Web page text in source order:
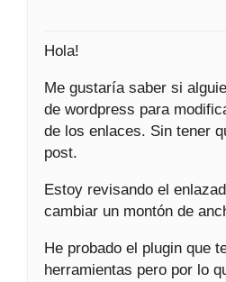
Hola!
Me gustaría saber si
de wordpress para
de los enlaces. Sin tener
post.
Estoy revisando el
cambiar un montón de
He probado el plugin que
herramientas pero por lo